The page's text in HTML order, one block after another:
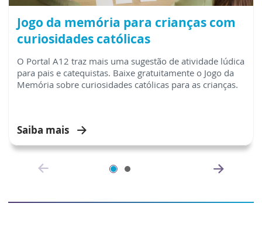
Jogo da memória para crianças com
curiosidades católicas
O Portal A12 traz mais uma sugestão de atividade lúdica
para pais e catequistas. Baixe gratuitamente o Jogo da
Memória sobre curiosidades católicas para as crianças.
Saiba mais